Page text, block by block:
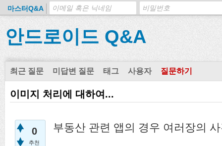
마스터Q&A
안드로이드 Q&A
최근 질문 미답변 질문 태그 사용자 질문하기
이미지 처리에 대하여...
0
추천
부동산 관련 앱의 경우 여러장의